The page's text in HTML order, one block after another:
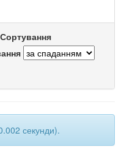
Сортування
секунди).